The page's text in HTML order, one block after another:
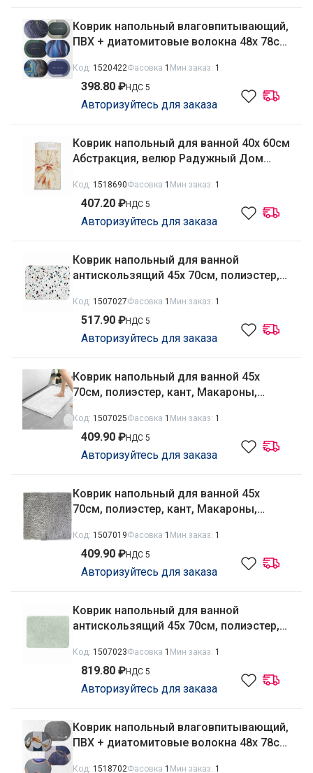
Коврик напольный влаговпитывающий,
ПВХ + диатомитовые волокна 48х 78см
РД68496
Код: 1520422Фасовка 1 Мин заказ: 1
398.80 ₽НДС 5
Авторизуйтесь для заказа
Коврик напольный для ванной 40х 60см
Абстракция, велюр Радужный Дом
Код: 1518690Фасовка 1 Мин заказ: 1
407.20 ₽НДС 5
Авторизуйтесь для заказа
Коврик напольный для ванной
антискользящий 45х 70см, полиэстер,
Код: 1507027Фасовка 1 Мин заказ: 1
517.90 ₽НДС 5
Авторизуйтесь для заказа
Коврик напольный для ванной 45х
70см, полиэстер, кант, Макароны,
Код: 1507025Фасовка 1 Мин заказ: 1
409.90 ₽НДС 5
Авторизуйтесь для заказа
Коврик напольный для ванной 45х
70см, полиэстер, кант, Макароны,
Код: 1507019Фасовка 1 Мин заказ: 1
409.90 ₽НДС 5
Авторизуйтесь для заказа
Коврик напольный для ванной
антискользящий 45х 70см, полиэстер,
Код: 1507023Фасовка 1 Мин заказ: 1
819.80 ₽НДС 5
Авторизуйтесь для заказа
Коврик напольный влаговпитывающий,
ПВХ + диатомитовые волокна 48х 78см
Код: 1518702Фасовка 1 Мин заказ: 1